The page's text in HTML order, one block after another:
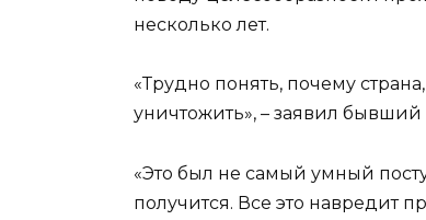
несколько лет.
«Трудно понять, почему
уничтожить», – заявил
«Это был не самый умный
получится. Все это навредит